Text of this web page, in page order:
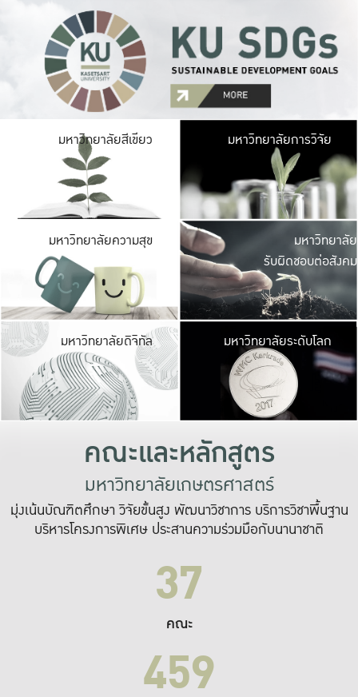
มหาวิทยาลัยสีเขียว มหาวิ
มีพื้นที่เขียวสดใส
เป็นป่าในเมือง เกษต
มหาวิทยาลัยการวิจัย
มหาวิทยาลัยความสุข มหาวิ
ค
เปิดประ
และพบเรื่องราวใ
มหาวิทยาลัย
รับผิดชอบต่อสังคม
มหาวิทยาลัยดิจิทัล มหาวิ
เปลี่ยนแปลง แล
เพื่อทำง
ระบบสารสนเทศ
มหาวิทยาลัยระดับโลก
คณะและหลักสูตร
มหาวิทยาลัยเกษตรศาสตร์
มุ่งเน้นบัณฑิตศึกษา วิจัยขั้นสูง พัฒนาวิชาการ บริการวิชาพื้นฐาน
บริหารโครงการพิเศษ ประสานความร่วมมือกับนานาชาติ
37
คณะ
459